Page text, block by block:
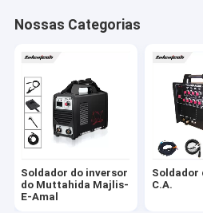
Peças sobresselentes da
Acessórios da máquina de
Nossas Categorias
Soldador do inversor
do Muttahida Majlis-
E-Amal
Soldador
C.A.